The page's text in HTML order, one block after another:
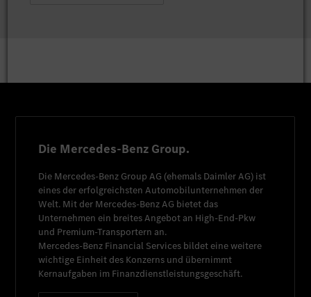
Die Mercedes-Benz Group.
Die Mercedes-Benz Group AG (ehemals Daimler AG) ist
eines der erfolgreichsten Automobilunternehmen der
Welt. Mit der Mercedes-Benz AG bietet das
Unternehmen ein breites Angebot an High-End-Pkw
und Premium-Transportern an.
Mercedes-Benz Financial Services bildet eine weitere
wichtige Einheit des Konzerns und übernimmt
Kernaufgaben im Finanzdienstleistungsgeschäft.